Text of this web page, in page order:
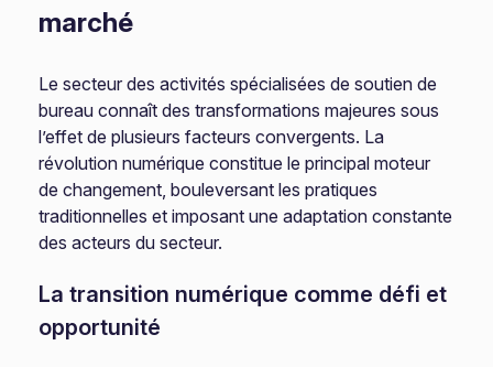
marché
Le secteur des activités spécialisées de soutien de
bureau connaît des transformations majeures sous
l’effet de plusieurs facteurs convergents. La
révolution numérique constitue le principal moteur
de changement, bouleversant les pratiques
traditionnelles et imposant une adaptation constante
des acteurs du secteur.
La transition numérique comme défi et
opportunité